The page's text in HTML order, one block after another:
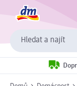
Hledat a najít